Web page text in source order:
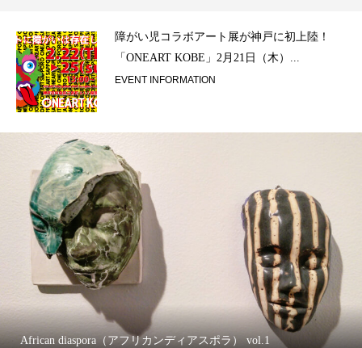
障がい児コラボアート展が神戸に初上陸！
「ONEART KOBE」2月21日（木）...
EVENT INFORMATION
African diaspora（アフリカンディアスポラ） vol.1